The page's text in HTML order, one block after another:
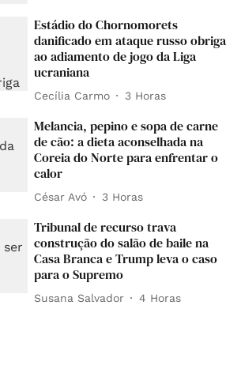
Estádio do Chornomorets
danificado em ataque russo obriga
ao adiamento de jogo da Liga
ucraniana
Cecília Carmo 3 Horas
Melancia, pepino e sopa de carne
de cão: a dieta aconselhada na
Coreia do Norte para enfrentar o
calor
César Avó 3 Horas
Tribunal de recurso trava
construção do salão de baile na
Casa Branca e Trump leva o caso
para o Supremo
Susana Salvador 4 Horas